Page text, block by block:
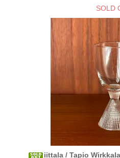
SOLD
iittala / Tapio